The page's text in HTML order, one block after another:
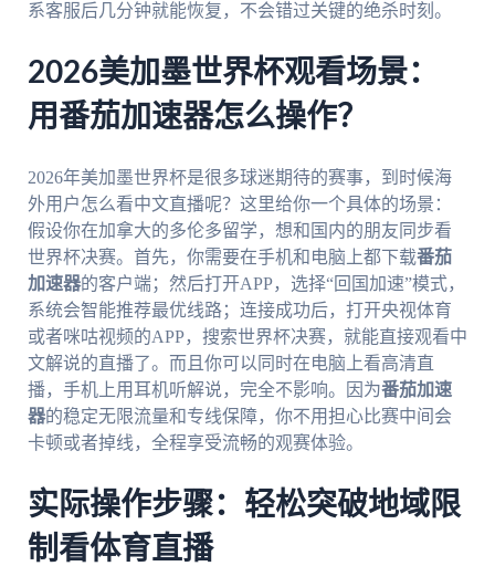
系客服后几分钟就能恢复，不会错过关键的绝杀时刻。
2026美加墨世界杯观看场景：
用番茄加速器怎么操作？
2026年美加墨世界杯是很多球迷期待的赛事，到时候海
外用户怎么看中文直播呢？这里给你一个具体的场景：
假设你在加拿大的多伦多留学，想和国内的朋友同步看
世界杯决赛。首先，你需要在手机和电脑上都下载番茄
加速器的客户端；然后打开APP，选择“回国加速”模式，
系统会智能推荐最优线路；连接成功后，打开央视体育
或者咪咕视频的APP，搜索世界杯决赛，就能直接观看中
文解说的直播了。而且你可以同时在电脑上看高清直
播，手机上用耳机听解说，完全不影响。因为番茄加速
器的稳定无限流量和专线保障，你不用担心比赛中间会
卡顿或者掉线，全程享受流畅的观赛体验。
实际操作步骤：轻松突破地域限
制看体育直播